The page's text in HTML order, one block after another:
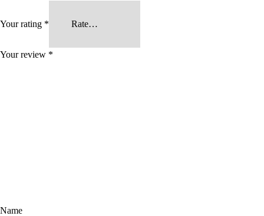
Your rating *
Your review *
Name